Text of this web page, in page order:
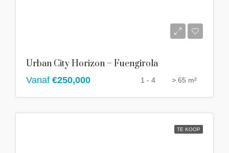
Urban City Horizon – Fuengirola
Vanaf €250,000 1 - 4 > 65 m²
TE KOOP